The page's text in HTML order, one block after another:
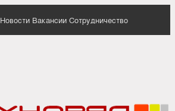
Новости Вакансии Сотрудничество